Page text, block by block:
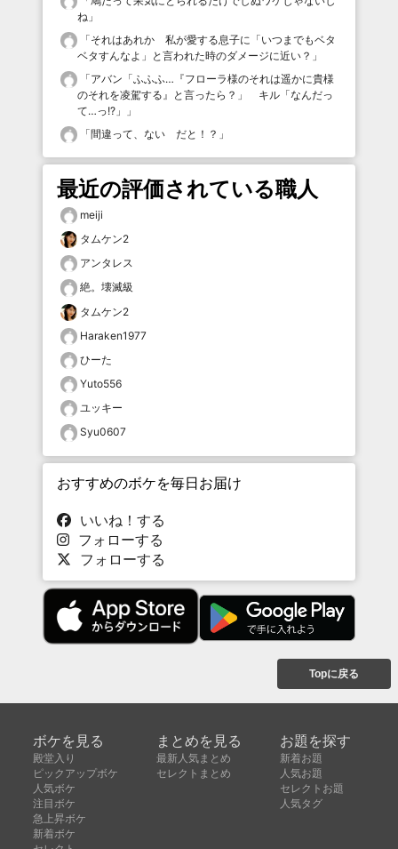
ね 」
「それはあれか 私が愛する息子に「いつまでもベタ
ベタすんなよ」と言われた時のダメージに近い？ 」
「アバン「ふふふ…『フローラ様のそれは遥かに貴様
のそれを凌駕する』と言ったら？」 キル「なんだっ
て…っ!?」
」
「間違って、ない だと！？ 」
最近の評価されている職人
meiji
タムケン2
アンタレス
絶。壊滅級
タムケン2
Haraken1977
ひーた
Yuto556
ユッキー
Syu0607
おすすめのボケを毎日お届け
いいね！する
フォローする
フォローする
Topに戻る
ボケを見る
殿堂入り
ピックアップボケ
人気ボケ
注目ボケ
急上昇ボケ
新着ボケ
まとめを見る
最新人気まとめ
セレクトまとめ
お題を探す
新着お題
人気お題
セレクトお題
人気タグ